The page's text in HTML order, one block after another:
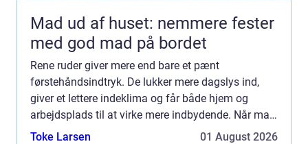
Mad ud af huset: nemmere fester
med god mad på bordet
Rene ruder giver mere end bare et pænt
førstehåndsindtryk. De lukker mere dagslys ind,
giver et lettere indeklima og får både hjem og
arbejdsplads til at virke mere indbydende. Når man
taler om Vinudespolering Odense, handler det både
Toke Larsen 01 August 2026